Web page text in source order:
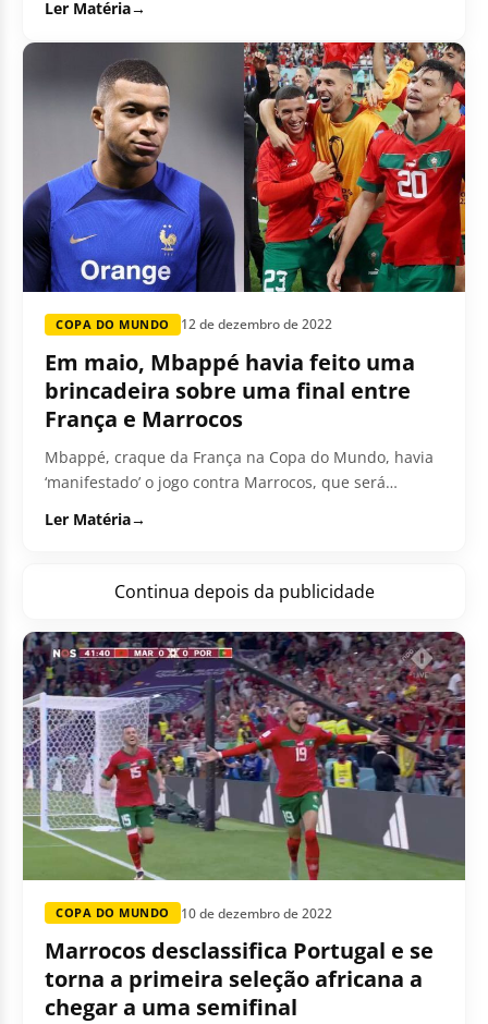
Ler Matéria→
COPA DO MUNDO 12 de dezembro de 2022
Em maio, Mbappé havia feito uma
brincadeira sobre uma final entre
França e Marrocos
Mbappé, craque da França na Copa do Mundo, havia
‘manifestado’ o jogo contra Marrocos, que será
torneio....
Ler Matéria→
Continua depois da publicidade
COPA DO MUNDO 10 de dezembro de 2022
Marrocos desclassifica Portugal e se
torna a primeira seleção africana a
chegar a uma semifinal